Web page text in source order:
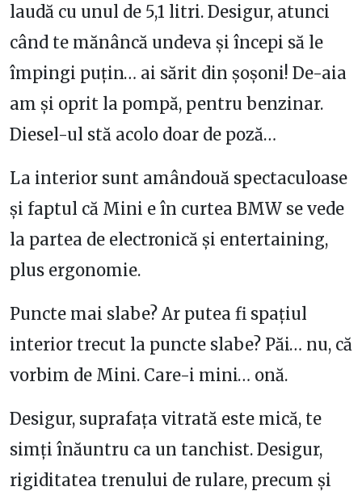
laudă cu unul de 5,1 litri. Desigur, atunci
când te mănâncă undeva și începi să le
împingi puțin… ai sărit din șoșoni! De-aia
am și oprit la pompă, pentru benzinar.
Diesel-ul stă acolo doar de poză…
La interior sunt amândouă spectaculoase
și faptul că Mini e în curtea BMW se vede
la partea de electronică și entertaining,
plus ergonomie.
Puncte mai slabe? Ar putea fi spațiul
interior trecut la puncte slabe? Păi… nu, că
vorbim de Mini. Care-i mini… onă.
Desigur, suprafața vitrată este mică, te
simți înăuntru ca un tanchist. Desigur,
rigiditatea trenului de rulare, precum și